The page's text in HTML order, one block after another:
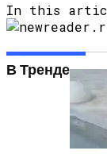
In this
В Тренде